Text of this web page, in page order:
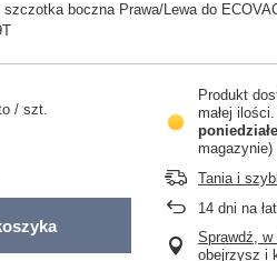
boczna Prawa/Lewa do
/ szt.
Produkt
małej ilości
magazynie)
Tania i
14 dni na
Sprawdź,
obejrzysz i